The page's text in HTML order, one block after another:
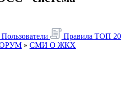
Пользователи Правила ТОП 20
» СМИ О ЖКХ